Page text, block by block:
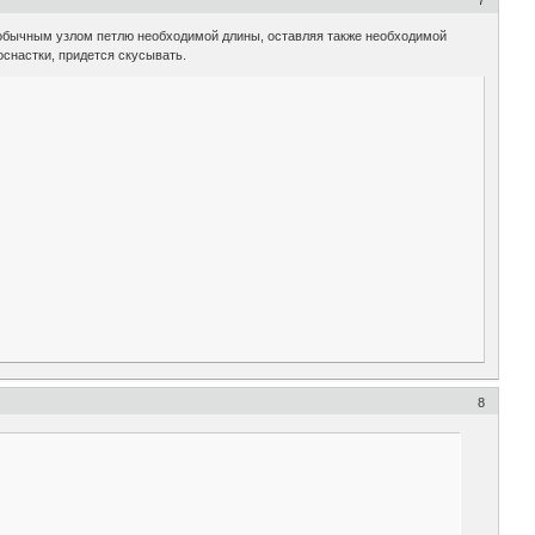
узлом петлю необходимой длины, оставляя также необходимой
придется скусывать.
8